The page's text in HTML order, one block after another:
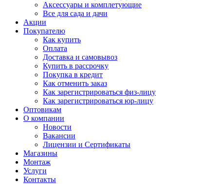
Аксессуары и комплетующие
Все для сада и дачи
Акции
Покупателю
Как купить
Оплата
Доставка и самовывоз
Купить в рассрочку
Покупка в кредит
Как отменить заказ
Как зарегистрироваться физ-лицу
Как зарегистрироваться юр-лицу
Оптовикам
О компании
Новости
Вакансии
Лицензии и Сертификаты
Магазины
Монтаж
Услуги
Контакты